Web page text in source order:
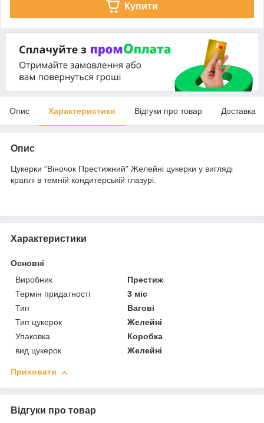
Купити
Опис Характеристики Відгуки про товар Доставка
Опис
Цукерки “Віночок Престижний” Желейні цукерки у вигляді
краплі в темній кондитерській глазурі.
Характеристики
Основні
Виробник
Престиж
Термін придатності
3 міс
Тип
Вагові
Тип цукерок
Желейні
Упаковка
Коробка
вид цукерок
Желейні
Приховати
Відгуки про товар